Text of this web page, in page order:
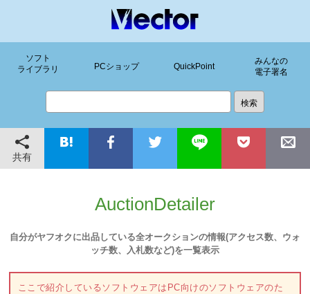
ソフト
ライブラリ
PCショップ QuickPoint
みんなの
電子署名
共有
AuctionDetailer
自分がヤフオクに出品している全オークションの情報(アクセス数、ウォ
ッチ数、入札数など)を一覧表示
ここで紹介しているソフトウェアはPC向けのソフトウェアのた